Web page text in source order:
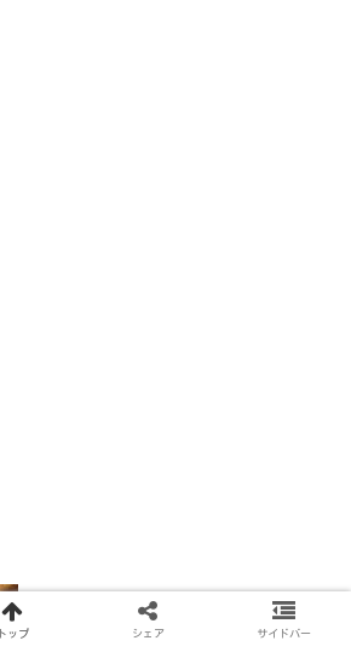
🐭シェフが作る！はちみつの甘み広がる
カリふわっ食パンの作り方・レシピ
トップ シェア サイドバー